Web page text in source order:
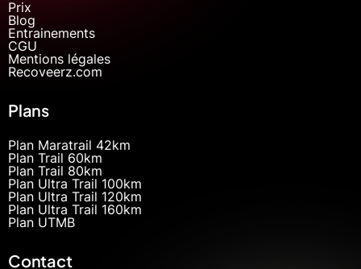
Prix
Blog
Entrainements
CGU
Mentions légales
Recoveerz.com
Plans
Plan Maratrail 42km
Plan Trail 60km
Plan Trail 80km
Plan Ultra Trail 100km
Plan Ultra Trail 120km
Plan Ultra Trail 160km
Plan UTMB
Contact